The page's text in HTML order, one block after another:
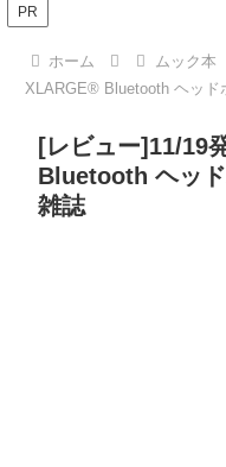
PR
ホーム ムック本
XLARGE® Bluetooth ヘッ
[レビュー]11/
Bluetooth ヘッ
雑誌